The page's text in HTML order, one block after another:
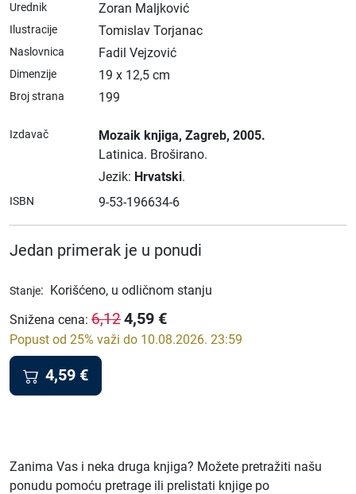
Urednik Zoran Maljković
Ilustracije Tomislav Torjanac
Naslovnica Fadil Vejzović
Dimenzije 19 x 12,5 cm
Broj strana 199
Izdavač Mozaik knjiga, Zagreb, 2005.
Latinica. Broširano.
Jezik: Hrvatski.
ISBN 9-53-196634-6
Jedan primerak je u ponudi
Stanje: Korišćeno, u odličnom stanju
Snižena cena: 6,124,59 €
Popust od 25% važi do 10.08.2026. 23:59
4,59 €
Zanima Vas i neka druga knjiga? Možete pretražiti našu
ponudu pomoću pretrage ili prelistati knjige po